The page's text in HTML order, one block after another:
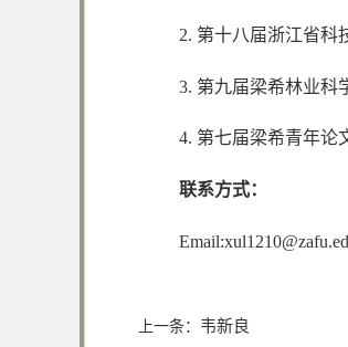
2. 第十八届浙江省科
3. 第九届梁希林业科
4. 第七届梁希青年论
联系方式：
Email:
上一条： 韦新良